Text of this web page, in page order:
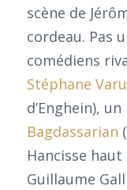
scène de
cordeau. Pas
comédiens
Stéphane
d’Enghein),
Bagdassarian
Hancisse
Guillaume